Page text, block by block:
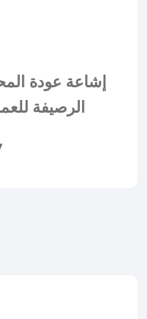
إشاعة عودة
الرصيفة